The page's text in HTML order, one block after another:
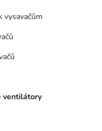
vysavačům
ventilátory